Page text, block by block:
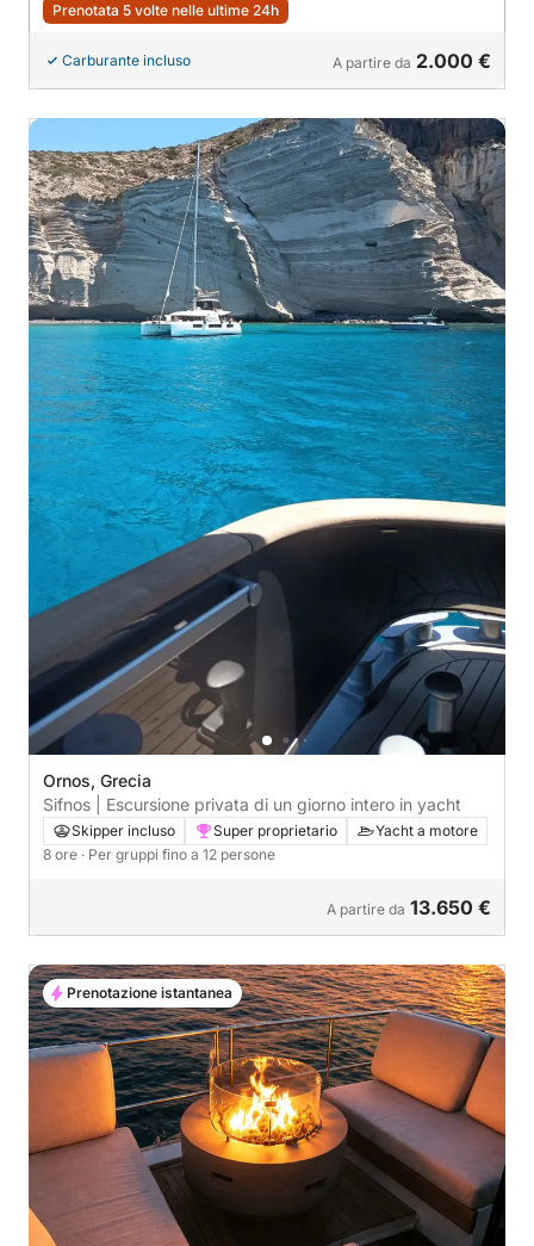
Prenotata 5 volte nelle ultime 24h
Carburante incluso A partire da 2.000 €
Ornos, Grecia
Sifnos | Escursione privata di un giorno intero in yacht
Skipper incluso Super proprietario
Yacht a motore
8 ore · Per gruppi fino a 12 persone
A partire da 13.650 €
Prenotazione istantanea